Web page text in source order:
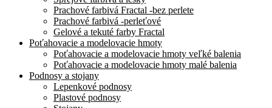
Prachové farbivá Fractal -bez perlete
Prachové farbivá -perleťové
Gelové a tekuté farby Fractal
Poťahovacie a modelovacie hmoty
Poťahovacie a modelovacie hmoty veľké balenia
Poťahovacie a modelovacie hmoty malé balenia
Podnosy a stojany
Lepenkové podnosy
Plastové podnosy